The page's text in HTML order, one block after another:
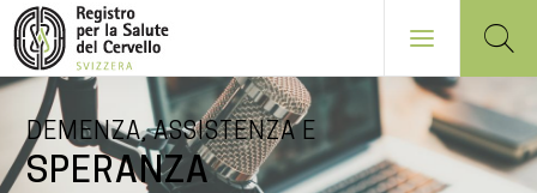
Salta
contenuto
DEMENZA, ASSISTENZA E
SPERANZA